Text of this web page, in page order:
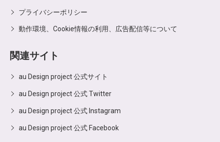
プライバシーポリシー
動作環境、Cookie情報の利用、広告配信等について
関連サイト
au Design project 公式サイト
au Design project 公式 Twitter
au Design project 公式 Instagram
au Design project 公式 Facebook